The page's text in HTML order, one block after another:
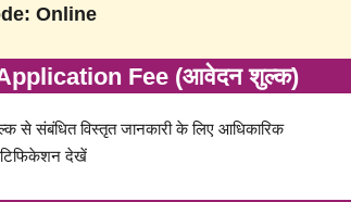
Online
Fee (आवेदन शुल्क)
से संबंधित विस्तृत जानकारी के लिए आधिकारिक
देखें